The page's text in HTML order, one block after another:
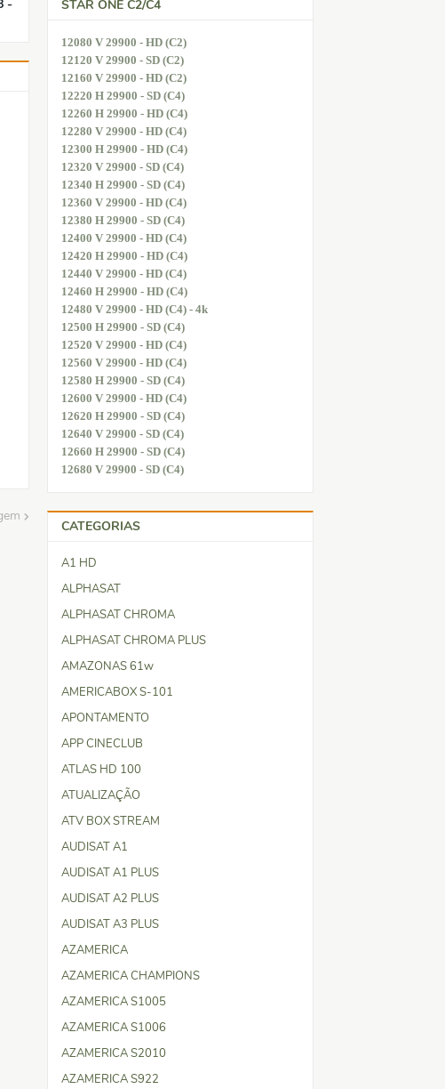
-
STAR ONE C2/C4
12080 V 29900 - HD (C2)
12120 V 29900 - SD (C2)
12160 V 29900 - HD (C2)
12220 H 29900 - SD (C4)
12260 H 29900 - HD (C4)
12280 V 29900 - HD (C4)
12300 H 29900 - HD (C4)
12320 V 29900 - SD (C4)
12340 H 29900 - SD (C4)
12360 V 29900 - HD (C4)
12380 H 29900 - SD (C4)
12400 V 29900 - HD (C4)
12420 H 29900 - HD (C4)
12440 V 29900 - HD (C4)
12460 H 29900 - HD (C4)
12480 V 29900 - HD (C4) - 4k
12500 H 29900 - SD (C4)
12520 V 29900 - HD (C4)
12560 V 29900 - HD (C4)
12580 H 29900 - SD (C4)
12600 V 29900 - HD (C4)
12620 H 29900 - SD (C4)
12640 V 29900 - SD (C4)
12660 H 29900 - SD (C4)
12680 V 29900 - SD (C4)
CATEGORIAS
A1 HD
ALPHASAT
ALPHASAT CHROMA
ALPHASAT CHROMA PLUS
AMAZONAS 61w
AMERICABOX S-101
APONTAMENTO
APP CINECLUB
ATLAS HD 100
ATUALIZAÇÃO
ATV BOX STREAM
AUDISAT A1
AUDISAT A1 PLUS
AUDISAT A2 PLUS
AUDISAT A3 PLUS
AZAMERICA
AZAMERICA CHAMPIONS
AZAMERICA S1005
AZAMERICA S1006
AZAMERICA S2010
AZAMERICA S922